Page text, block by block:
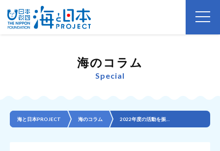
海のコラム
Special
海と日本PROJECT 海のコラム